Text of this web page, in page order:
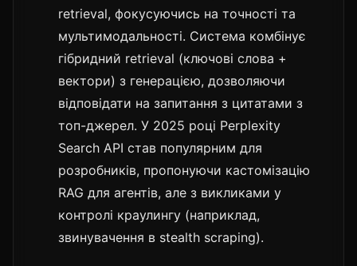
retrieval, фокусуючись на точності та
мультимодальності. Система комбінує
гібридний retrieval (ключові слова +
вектори) з генерацією, дозволяючи
відповідати на запитання з цитатами з
топ-джерел. У 2025 році Perplexity
Search API став популярним для
розробників, пропонуючи кастомізацію
RAG для агентів, але з викликами у
контролі краулингу (наприклад,
звинувачення в stealth scraping).